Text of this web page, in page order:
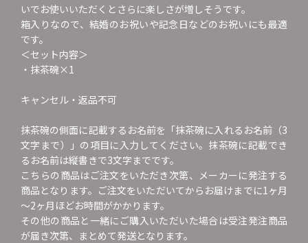
いでお使いいただくとさらに楽しさが増しそうです。
箱入りなので、結婚のお祝いや記念日などのお祝いにも最適
です。
＜セット内容＞
・抹茶碗×1
キャンセル・返品不可
抹茶碗の側面に記載するお名前を「抹茶碗に入れるお名前（3
文字まで）」の項目に入力してください。抹茶碗に記載でき
るお名前は縦書きで3文字までです。
こちらの商品はご注文をいただき次第、メーカーに発注する
商品となります。ご注文をいただいてからお届けまでに1ヶ月
～2ヶ月ほどお時間がかかります。
その他の商品と一緒にご購入いただいた場合は受注発注商品
が届き次第、まとめて発送となります。